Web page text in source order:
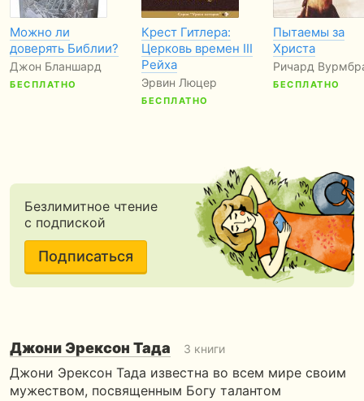
Можно ли
доверять Библии?
Джон Бланшард
БЕСПЛАТНО
Крест Гитлера:
Церковь времен III
Рейха
Эрвин Люцер
БЕСПЛАТНО
Пытаемы за
Христа
Ричард
БЕСПЛАТНО
Безлимитное чтение
с подпиской
Подписаться
Джони Эрексон Тада 3 книги
Джони Эрексон Тада известна во всем мире своим
мужеством, посвященным Богу талантом